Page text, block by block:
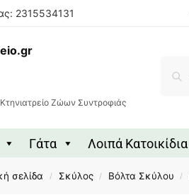
2315534131
Ζώων Συντροφιάς
Γάτα Λοιπά Κατοικίδια
σελίδα / Σκύλος / Βόλτα Σκύλου /